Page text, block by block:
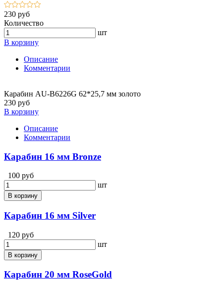
230 руб
Количество
шт
В корзину
Описание
Комментарии
Карабин AU-B6226G 62*25,7 мм золото
230 руб
В корзину
Описание
Комментарии
Карабин 16 мм Bronze
100 руб
шт
В корзину
Карабин 16 мм Silver
120 руб
шт
В корзину
Карабин 20 мм RoseGold